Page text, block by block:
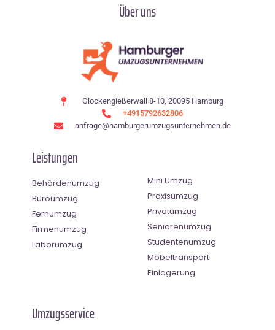
Über uns
Glockengießerwall 8-10, 20095 Hamburg
+4915792632806
anfrage@hamburgerumzugsunternehmen.de
Leistungen
Behördenumzug
Büroumzug
Fernumzug
Firmenumzug
Laborumzug
Mini Umzug
Praxisumzug
Privatumzug
Seniorenumzug
Studentenumzug
Möbeltransport
Einlagerung
Umzugsservice